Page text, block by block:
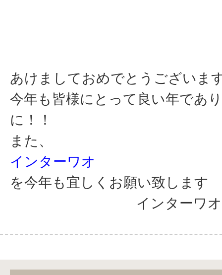
あけましておめでとうございま
今年も皆様にとって良い年であ
に！！
また、
インターワオ
を今年も宜しくお願い致します
インターワ